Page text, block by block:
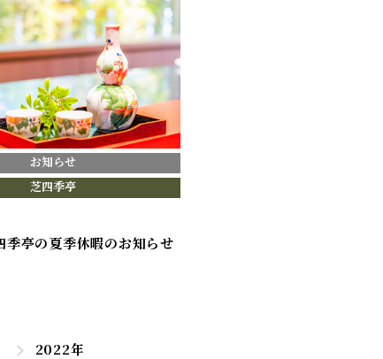
お知らせ
芝四季亭
亭の夏季休暇のお知らせ
2022年